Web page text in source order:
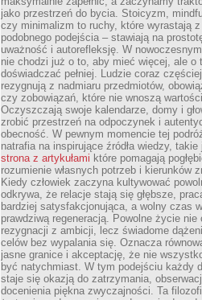
jako przestrzeń do bycia. Stoicyzm,
czy minimalizm to ruchy, które wyrastają z
podobnego podejścia – stawiają na
uważność i autorefleksję. W
nie chodzi już o to, aby mieć więcej, ale o
doświadczać pełniej. Ludzie coraz częściej
rezygnują z nadmiaru przedmiotów,
czy zobowiązań, które nie wnoszą
Oczyszczają swoje kalendarze, domy i
zrobić przestrzeń na odpoczynek i
obecność. W pewnym momencie tej
natrafia na inspirujące źródła wiedzy, takie
strona z artykułami które pomagają
rozumienie własnych potrzeb i kierunków
Kiedy człowiek zaczyna kultywować
odkrywa, że relacje stają się głębsze,
bardziej satysfakcjonująca, a wolny czas
prawdziwą regeneracją. Powolne życie nie
rezygnacji z ambicji, lecz świadome
celów bez wypalania się. Oznacza
jasne granice i akceptację, że nie
być natychmiast. W tym podejściu każdy
staje się okazją do zatrzymania,
docenienia piękna zwyczajności. Ta